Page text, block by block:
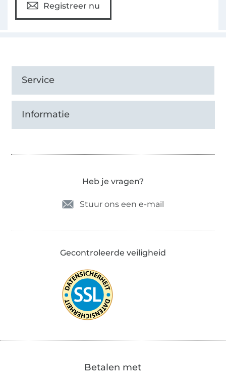
Registreer nu
Service
Informatie
Heb je vragen?
Stuur ons een e-mail
Gecontroleerde veiligheid
Betalen met